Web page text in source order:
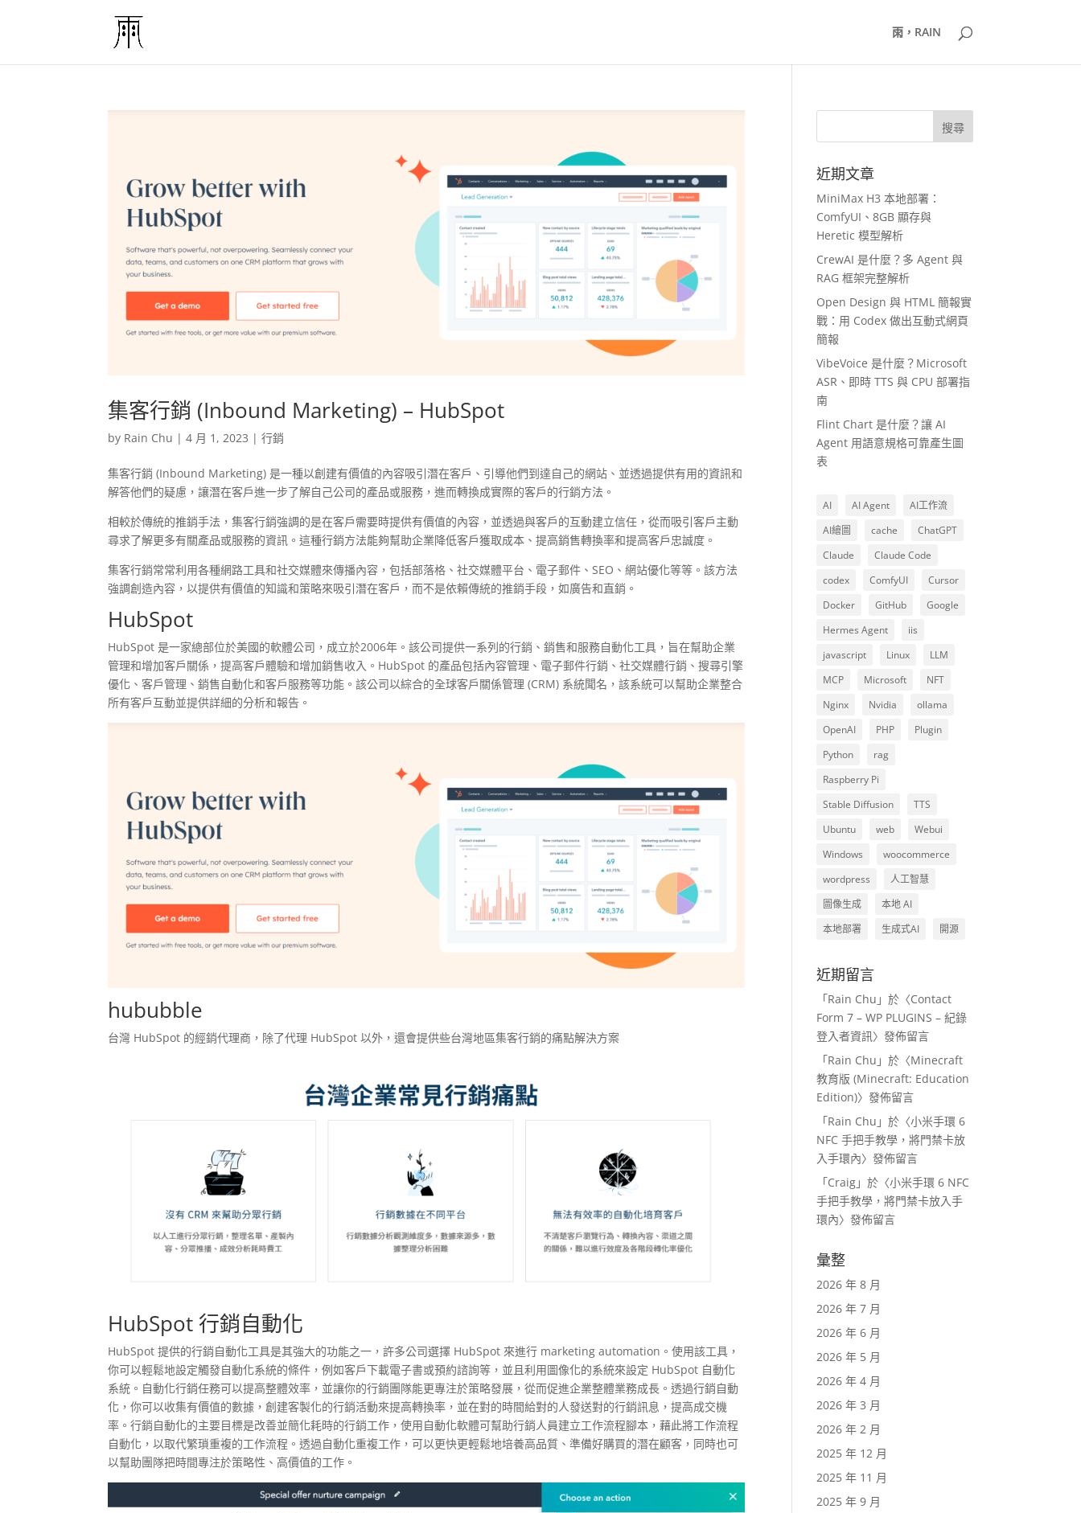
雨，RAIN
集客行銷 (Inbound Marketing) – HubSpot
by Rain Chu |4 月 1, 2023 |行銷
集客行銷 (Inbound Marketing) 是一種以創建有價值的內容吸引潛在客戶、引導他們到達自己的網站、並透過提供有用的資訊和
解答他們的疑慮，讓潛在客戶進一步了解自己公司的產品或服務，進而轉換成實際的客戶的行銷方法。
相較於傳統的推銷手法，集客行銷強調的是在客戶需要時提供有價值的內容，並透過與客戶的互動建立信任，從而吸引客戶主動
尋求了解更多有關產品或服務的資訊。這種行銷方法能夠幫助企業降低客戶獲取成本、提高銷售轉換率和提高客戶忠誠度。
集客行銷常常利用各種網路工具和社交媒體來傳播內容，包括部落格、社交媒體平台、電子郵件、SEO、網站優化等等。該方法
強調創造內容，以提供有價值的知識和策略來吸引潛在客戶，而不是依賴傳統的推銷手段，如廣告和直銷。
HubSpot
HubSpot 是一家總部位於美國的軟體公司，成立於2006年。該公司提供一系列的行銷、銷售和服務自動化工具，旨在幫助企業
管理和增加客戶關係，提高客戶體驗和增加銷售收入。HubSpot 的產品包括內容管理、電子郵件行銷、社交媒體行銷、搜尋引擎
優化、客戶管理、銷售自動化和客戶服務等功能。該公司以綜合的全球客戶關係管理 (CRM) 系統聞名，該系統可以幫助企業整合
所有客戶互動並提供詳細的分析和報告。
hububble
台灣 HubSpot 的經銷代理商，除了代理 HubSpot 以外，還會提供些台灣地區集客行銷的痛點解決方案
HubSpot 行銷自動化
HubSpot 提供的行銷自動化工具是其強大的功能之一，許多公司選擇 HubSpot 來進行 marketing automation。使用該工具，
你可以輕鬆地設定觸發自動化系統的條件，例如客戶下載電子書或預約諮詢等，並且利用圖像化的系統來設定 HubSpot 自動化
系統。自動化行銷任務可以提高整體效率，並讓你的行銷團隊能更專注於策略發展，從而促進企業整體業務成長。透過行銷自動
化，你可以收集有價值的數據，創建客製化的行銷活動來提高轉換率，並在對的時間給對的人發送對的行銷訊息，提高成交機
率。行銷自動化的主要目標是改善並簡化耗時的行銷工作，使用自動化軟體可幫助行銷人員建立工作流程腳本，藉此將工作流程
自動化，以取代繁瑣重複的工作流程。透過自動化重複工作，可以更快更輕鬆地培養高品質、準備好購買的潛在顧客，同時也可
以幫助團隊把時間專注於策略性、高價值的工作。
近期文章
MiniMax H3 本地部署：
ComfyUI、8GB 顯存與
Heretic 模型解析
CrewAI 是什麼？多 Agent 與
RAG 框架完整解析
Open Design 與 HTML 簡報實
戰：用 Codex 做出互動式網頁
簡報
VibeVoice 是什麼？Microsoft
ASR、即時 TTS 與 CPU 部署指
南
Flint Chart 是什麼？讓 AI
Agent 用語意規格可靠產生圖
表
AI AI Agent
AI工作流
AI繪圖
cache
ChatGPT
Claude
Claude Code
codex
ComfyUI
Cursor
Docker
GitHub
Google
Hermes Agent
iis
javascript
Linux
LLM
MCP
Microsoft
NFT
Nginx
Nvidia
ollama
OpenAI
PHP
Plugin
Python
rag
Raspberry Pi
Stable Diffusion
TTS
Ubuntu
web
Webui
Windows
woocommerce
wordpress
人工智慧
圖像生成
本地 AI
本地部署
生成式AI 開源
近期留言
「Rain Chu 」於〈Contact
Form 7 – WP PLUGINS – 紀錄
登入者資訊〉發佈留言
「Rain Chu 」於〈Minecraft
教育版 (Minecraft: Education
Edition)〉發佈留言
「Rain Chu 」於〈小米手環 6
NFC 手把手教學，將門禁卡放
入手環內〉發佈留言
「Craig 」於〈小米手環 6 NFC
手把手教學，將門禁卡放入手
環內〉發佈留言
彙整
2026 年 8 月
2026 年 7 月
2026 年 6 月
2026 年 5 月
2026 年 4 月
2026 年 3 月
2026 年 2 月
2025 年 12 月
2025 年 11 月
2025 年 9 月